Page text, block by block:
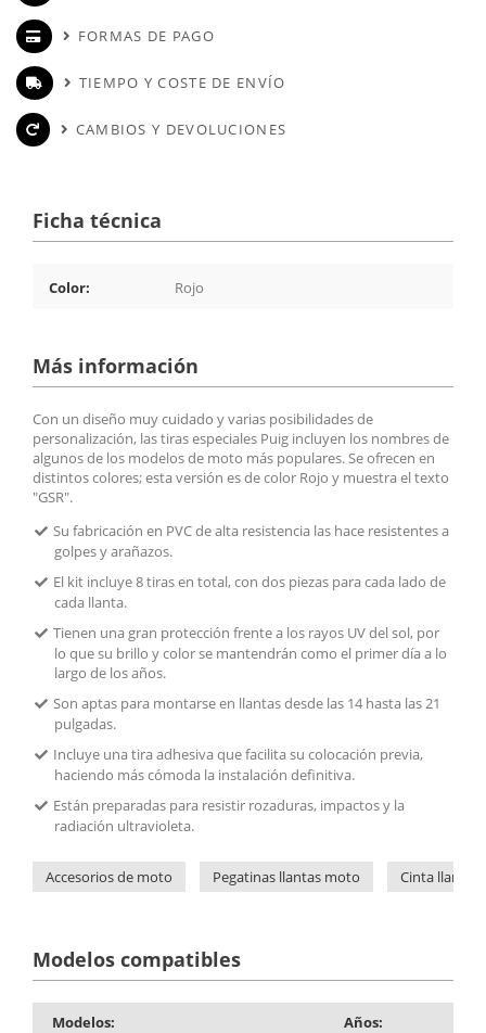
FORMAS DE PAGO
TIEMPO Y COSTE DE ENVÍO
CAMBIOS Y DEVOLUCIONES
Ficha técnica
Color: Rojo
Más información
Con un diseño muy cuidado y varias posibilidades de
personalización, las tiras especiales Puig incluyen los nombres de
algunos de los modelos de moto más populares. Se ofrecen en
distintos colores; esta versión es de color Rojo y muestra el texto
"GSR".
Su fabricación en PVC de alta resistencia las hace resistentes a
golpes y arañazos.
El kit incluye 8 tiras en total, con dos piezas para cada lado de
cada llanta.
Tienen una gran protección frente a los rayos UV del sol, por
lo que su brillo y color se mantendrán como el primer día a lo
largo de los años.
Son aptas para montarse en llantas desde las 14 hasta las 21
pulgadas.
Incluye una tira adhesiva que facilita su colocación previa,
haciendo más cómoda la instalación definitiva.
Están preparadas para resistir rozaduras, impactos y la
radiación ultravioleta.
Accesorios de moto Pegatinas llantas moto Cinta llantas
Modelos compatibles
Modelos: Años: